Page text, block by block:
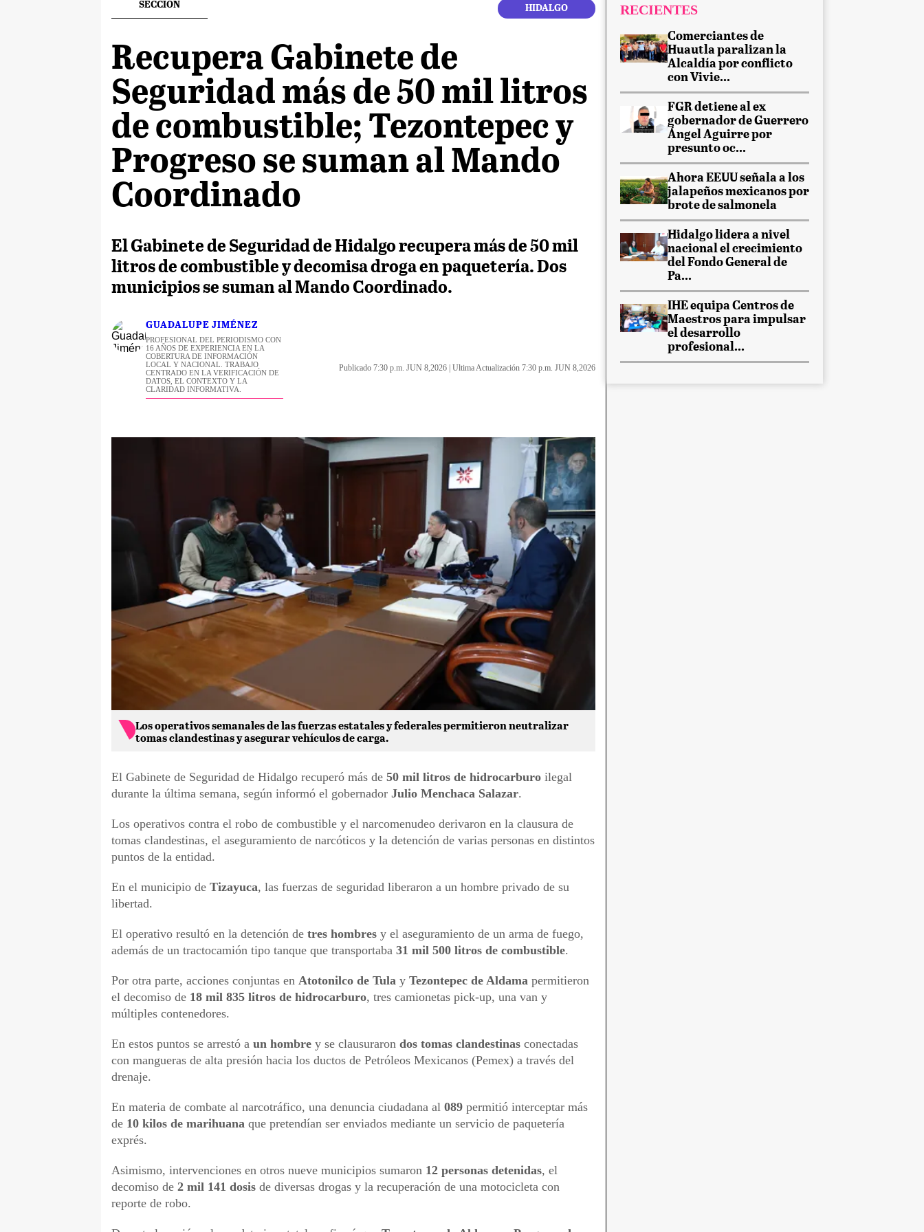
SECCION HIDALGO
Recupera Gabinete de
Seguridad más de 50 mil litros
de combustible; Tezontepec y
Progreso se suman al Mando
Coordinado
El Gabinete de Seguridad de Hidalgo recupera más de 50 mil
litros de combustible y decomisa droga en paquetería. Dos
municipios se suman al Mando Coordinado.
GUADALUPE JIMÉNEZ
PROFESIONAL DEL PERIODISMO CON
16 AÑOS DE EXPERIENCIA EN LA
COBERTURA DE INFORMACIÓN
LOCAL Y NACIONAL. TRABAJO
CENTRADO EN LA VERIFICACIÓN DE
DATOS, EL CONTEXTO Y LA
CLARIDAD INFORMATIVA.
Publicado 7:30 p.m. JUN 8,2026 | Ultima Actualización 7:30 p.m. JUN 8,2026
Los operativos semanales de las fuerzas estatales y federales permitieron neutralizar
tomas clandestinas y asegurar vehículos de carga.
El Gabinete de Seguridad de Hidalgo recuperó más de 50 mil litros de hidrocarburo ilegal
durante la última semana, según informó el gobernador Julio Menchaca Salazar.
Los operativos contra el robo de combustible y el narcomenudeo derivaron en la clausura de
tomas clandestinas, el aseguramiento de narcóticos y la detención de varias personas en distintos
puntos de la entidad.
En el municipio de Tizayuca, las fuerzas de seguridad liberaron a un hombre privado de su
libertad.
El operativo resultó en la detención de tres hombres y el aseguramiento de un arma de fuego,
además de un tractocamión tipo tanque que transportaba 31 mil 500 litros de combustible.
Por otra parte, acciones conjuntas en Atotonilco de Tula y Tezontepec de Aldama permitieron
el decomiso de 18 mil 835 litros de hidrocarburo, tres camionetas pick-up, una van y
múltiples contenedores.
En estos puntos se arrestó a un hombre y se clausuraron dos tomas clandestinas conectadas
con mangueras de alta presión hacia los ductos de Petróleos Mexicanos (Pemex) a través del
drenaje.
En materia de combate al narcotráfico, una denuncia ciudadana al 089 permitió interceptar más
de 10 kilos de marihuana que pretendían ser enviados mediante un servicio de paquetería
exprés.
Asimismo, intervenciones en otros nueve municipios sumaron 12 personas detenidas, el
decomiso de 2 mil 141 dosis de diversas drogas y la recuperación de una motocicleta con
reporte de robo.
RECIENTES
Comerciantes de
Huautla paralizan la
Alcaldía por conflicto
con Vivie...
FGR detiene al ex
gobernador de Guerrero
Ángel Aguirre por
presunto oc...
Ahora EEUU señala a los
jalapeños mexicanos por
brote de salmonela
Hidalgo lidera a nivel
nacional el crecimiento
del Fondo General de
Pa...
IHE equipa Centros de
Maestros para impulsar
el desarrollo
profesional...